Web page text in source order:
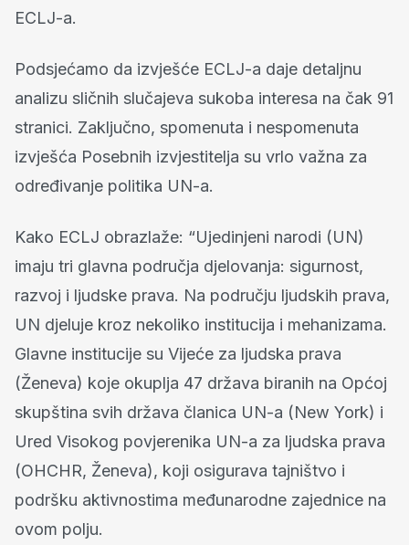
ECLJ-a.
Podsjećamo da izvješće ECLJ-a daje detaljnu
analizu sličnih slučajeva sukoba interesa na čak 91
stranici. Zaključno, spomenuta i nespomenuta
izvješća Posebnih izvjestitelja su vrlo važna za
određivanje politika UN-a.
Kako ECLJ obrazlaže: “Ujedinjeni narodi (UN)
imaju tri glavna područja djelovanja: sigurnost,
razvoj i ljudske prava. Na području ljudskih prava,
UN djeluje kroz nekoliko institucija i mehanizama.
Glavne institucije su Vijeće za ljudska prava
(Ženeva) koje okuplja 47 država biranih na Općoj
skupština svih država članica UN-a (New York) i
Ured Visokog povjerenika UN-a za ljudska prava
(OHCHR, Ženeva), koji osigurava tajništvo i
podršku aktivnostima međunarodne zajednice na
ovom polju.